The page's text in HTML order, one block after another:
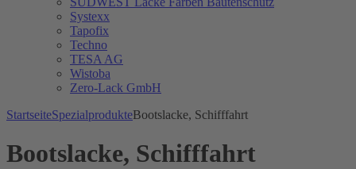
Systexx
Tapofix
Techno
TESA AG
Wistoba
Zero-Lack GmbH
StartseiteSpezialprodukteBootslacke, Schifffahrt
Bootslacke, Schifffahrt